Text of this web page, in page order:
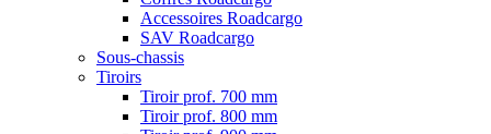
Accessoires Roadcargo
SAV Roadcargo
Sous-chassis
Tiroirs
Tiroir prof. 700 mm
Tiroir prof. 800 mm